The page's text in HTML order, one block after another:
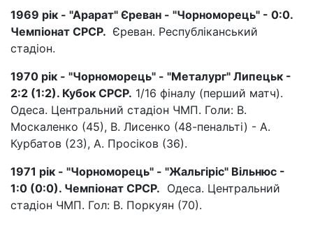
1969 рік - "Арарат" Єреван - "Чорноморець" - 0:0.
Чемпіонат СРСР. Єреван. Республіканський
стадіон.
1970 рік - "Чорноморець" - "Металург" Липецьк -
2:2 (1:2). Кубок СРСР. 1/16 фіналу (перший матч).
Одеса. Центральний стадіон ЧМП. Голи: В.
Москаленко (45), В. Лисенко (48-пенальті) - А.
Курбатов (23), А. Просіков (36).
1971 рік - "Чорноморець" - "Жальгіріс" Вільнюс -
1:0 (0:0). Чемпіонат СРСР. Одеса. Центральний
стадіон ЧМП. Гол: В. Поркуян (70).